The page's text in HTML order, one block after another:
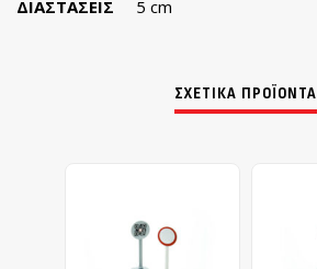
ΔΙΑΣΤΆΣΕΙΣ 5 cm
ΣΧΕΤΙΚΆ ΠΡΟΪΌΝΤΑ